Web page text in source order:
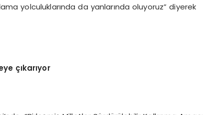
yolculuklarında da yanlarında oluyoruz” diyerek
çıkarıyor